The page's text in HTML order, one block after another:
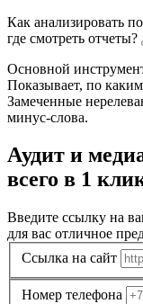
Как анализировать
где смотреть отчеты?
Основной
Показывает, по
Замеченные
минус-слова.
Аудит и
всего в 1
Введите ссылку на
для вас отличное
Ссылка на сайт
Номер телефона